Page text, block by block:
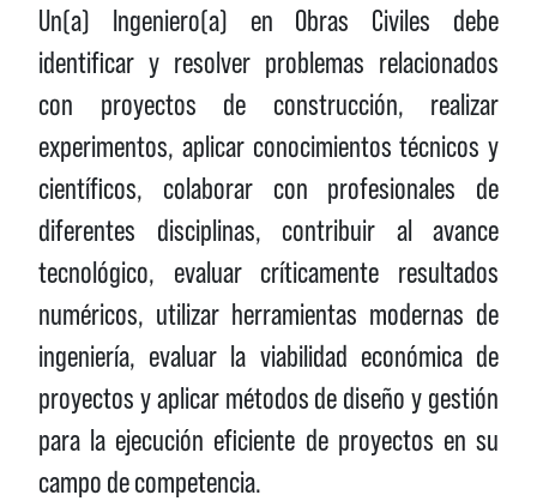
Un(a) Ingeniero(a) en Obras Civiles debe
identificar y resolver problemas relacionados
con proyectos de construcción, realizar
experimentos, aplicar conocimientos técnicos y
científicos, colaborar con profesionales de
diferentes disciplinas, contribuir al avance
tecnológico, evaluar críticamente resultados
numéricos, utilizar herramientas modernas de
ingeniería, evaluar la viabilidad económica de
proyectos y aplicar métodos de diseño y gestión
para la ejecución eficiente de proyectos en su
campo de competencia.